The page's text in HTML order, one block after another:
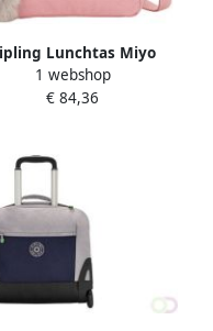
Lunchtas Miyo
Bridal Roze
1 webshop
€ 84,36